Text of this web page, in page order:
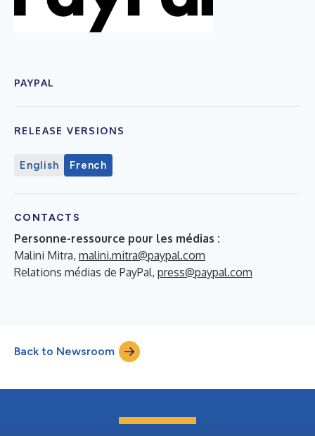
PAYPAL
RELEASE VERSIONS
English French
CONTACTS
Personne-ressource pour les médias :
Malini Mitra, malini.mitra@paypal.com
Relations médias de PayPal, press@paypal.com
Back to Newsroom